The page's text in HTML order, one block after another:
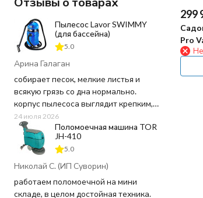
299
Pro
Пылесос Lavor SWIMMY
(для бассейна)
5.0
Арина Галаган
собирает песок, мелкие листья и
всякую грязь со дна нормально.
корпус пылесоса выглядит крепким,
пластик не "хлипкий", а шланг
достаточно длинный, не пришлось
ничего докупать. Используем для
чистки бассейна 20 кв.м. в частном
доме - хватает мощности и длины
шнура.
24 июля 2026
Поломоечная машина TOR
JH-410
5.0
Николай С. (ИП Суворин)
работаем поломоечной на мини
складе, в целом достойная техника.